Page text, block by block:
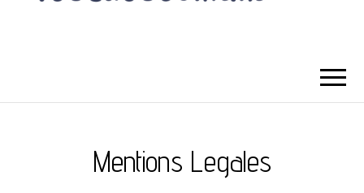
Mentions Legales